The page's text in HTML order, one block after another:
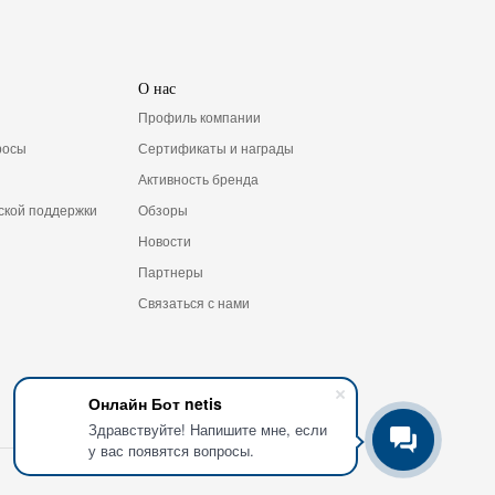
Онлайн Бот netis
Здравствуйте! Напишите мне, если
у вас появятся вопросы.
поддержки
О нас
Профиль компании
Сертификаты и награды
Активность бренда
Обзоры
Новости
Партнеры
Связаться с нами